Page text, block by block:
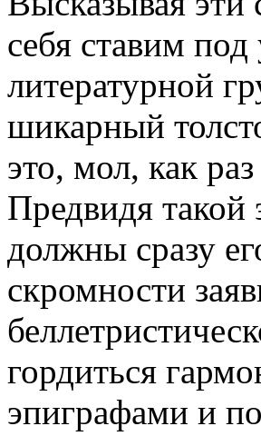
себя ставим
литературной
шикарный
это, мол, как
Предвидя такой
должны сразу
скромности
гордиться
эпиграфами и